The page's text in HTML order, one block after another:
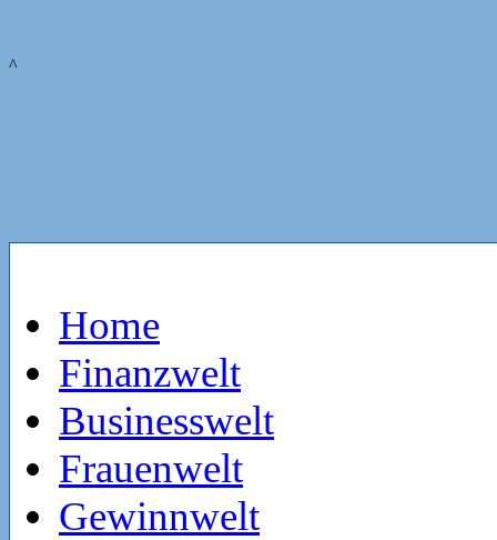
^
Home
Finanzwelt
Businesswelt
Frauenwelt
Gewinnwelt